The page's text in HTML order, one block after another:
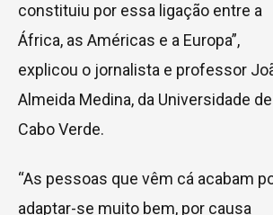
constituiu por essa ligação entre a
África, as Américas e a Europa”,
explicou o jornalista e professor
Almeida Medina, da Universidade de
Cabo Verde.
“As pessoas que vêm cá acabam
adaptar-se muito bem, por causa